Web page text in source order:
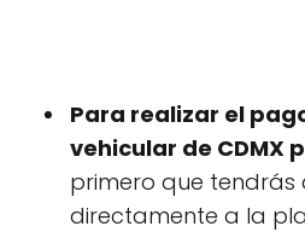
Para realizar el
vehicular de CDMX
primero que tendrás
directamente a la